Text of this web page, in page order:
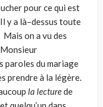
pour ce qui est
y a là–dessus toute
on a vu des
Monsieur
paroles du mariage
prendre à la légère.
la lecturede